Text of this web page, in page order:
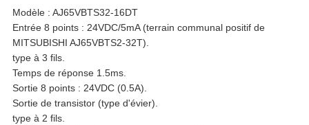
PROTECTION
DE
LA
VIE
Modèle : AJ65VBTS32-16DT
Entrée 8 points : 24VDC/5mA (terrain communal positif de
MITSUBISHI AJ65VBTS2-32T).
type à 3 fils.
Temps de réponse 1.5ms.
Sortie 8 points : 24VDC (0.5A).
Sortie de transistor (type d'évier).
type à 2 fils.